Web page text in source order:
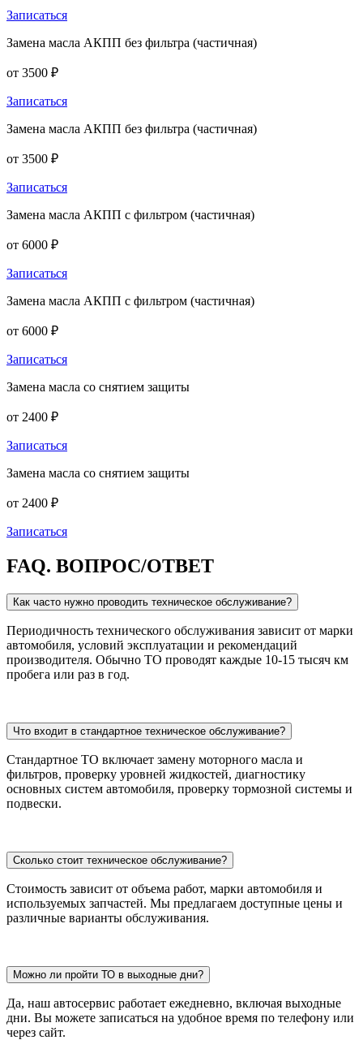
Записаться
Замена масла АКПП без фильтра (частичная)
от 3500 ₽
Записаться
Замена масла АКПП без фильтра (частичная)
от 3500 ₽
Записаться
Замена масла АКПП с фильтром (частичная)
от 6000 ₽
Записаться
Замена масла АКПП с фильтром (частичная)
от 6000 ₽
Записаться
Замена масла со снятием защиты
от 2400 ₽
Записаться
Замена масла со снятием защиты
от 2400 ₽
Записаться
FAQ. ВОПРОС/ОТВЕТ
Как часто нужно проводить техническое обслуживание?
Периодичность технического обслуживания зависит от марки
автомобиля, условий эксплуатации и рекомендаций
производителя. Обычно ТО проводят каждые 10-15 тысяч км
пробега или раз в год.
Что входит в стандартное техническое обслуживание?
Стандартное ТО включает замену моторного масла и
фильтров, проверку уровней жидкостей, диагностику
основных систем автомобиля, проверку тормозной системы и
подвески.
Сколько стоит техническое обслуживание?
Стоимость зависит от объема работ, марки автомобиля и
используемых запчастей. Мы предлагаем доступные цены и
различные варианты обслуживания.
Можно ли пройти ТО в выходные дни?
Да, наш автосервис работает ежедневно, включая выходные
дни. Вы можете записаться на удобное время по телефону или
через сайт.